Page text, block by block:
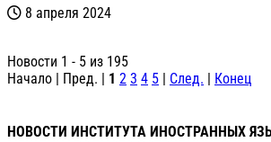
8 апреля 2024
Новости 1 - 5 из 195
Начало | Пред. | 1 2 3 4 5 | След. | Конец
НОВОСТИ ИНСТИТУТА ИНОСТРАННЫХ